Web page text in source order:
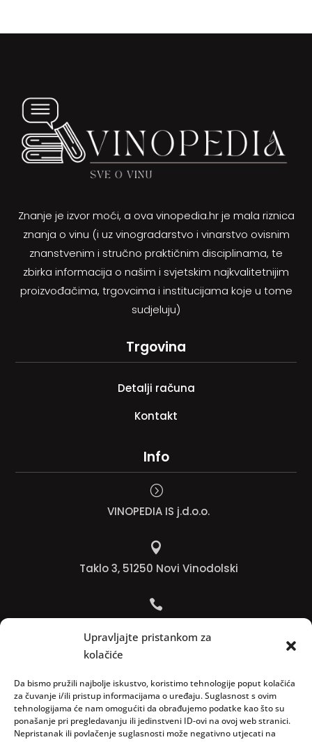
Upravljajte pristankom za
kolačiće
Da bismo pružili najbolje iskustvo, koristimo tehnologije poput kolačića
za čuvanje i/ili pristup informacijama o uređaju. Suglasnost s ovim
tehnologijama će nam omogućiti da obrađujemo podatke kao što su
ponašanje pri pregledavanju ili jedinstveni ID-ovi na ovoj web stranici.
Nepristanak ili povlačenje suglasnosti može negativno utjecati na
Znanje je izvor moći, a ova vinopedia.hr je mala riznica
znanja o vinu (i uz vinogradarstvo i vinarstvo ovisnim
znanstvenim i stručno praktičnim disciplinama, te
zbirka informacija o našim i svjetskim najkvalitetnijim
proizvođačima, trgovcima i institucijama koje u tome
sudjeluju)
Trgovina
Detalji računa
Kontakt
Info
=
VINOPEDIA IS j.d.o.o.

Taklo 3, 51250 Novi Vinodolski

Jadranko +385 91 501 4218
